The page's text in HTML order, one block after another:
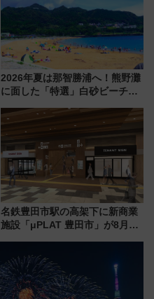
2026年夏は那智勝浦へ！熊野灘
に面した「特選」白砂ビーチは
会」は8月11日開催！
名鉄豊田市駅の高架下に新商業
施設「μPLAT 豊田市」が8月26